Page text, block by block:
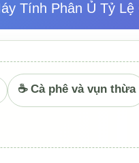
Tính Phân Ủ Tỷ Lệ
☕ Cà phê và vụn thừa